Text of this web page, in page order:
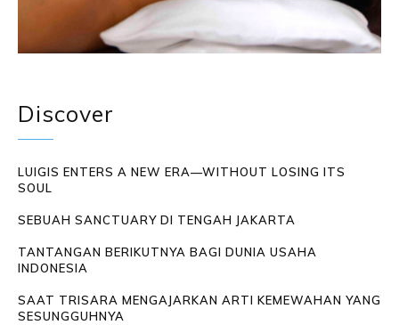
Discover
LUIGIS ENTERS A NEW ERA—WITHOUT LOSING ITS
SOUL
SEBUAH SANCTUARY DI TENGAH JAKARTA
TANTANGAN BERIKUTNYA BAGI DUNIA USAHA
INDONESIA
SAAT TRISARA MENGAJARKAN ARTI KEMEWAHAN YANG
SESUNGGUHNYA